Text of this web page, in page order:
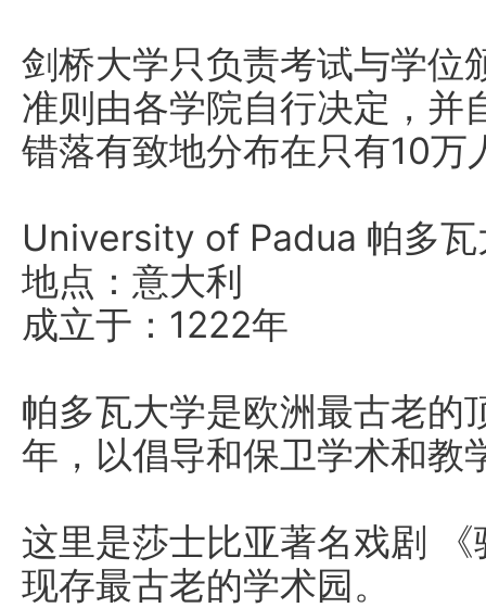
剑桥大学只负责考试与学位
准则由各学院自行决定，并
错落有致地分布在只有10万
University of Padua 帕多瓦
地点：意大利
成立于：1222年
帕多瓦大学是欧洲最古老的
年，以倡导和保卫学术和教
这里是莎士比亚著名戏剧
现存最古老的学术园。